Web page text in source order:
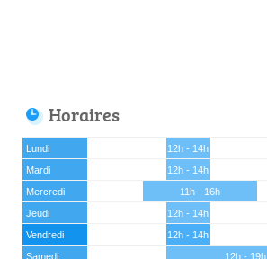
Horaires
Lundi 12h - 14h
Mardi
12h - 14h
Mercredi
11h - 16h
Jeudi
12h - 14h
Vendredi
12h - 14h
Samedi
12h - 19h